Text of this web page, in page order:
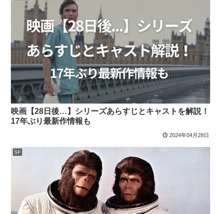
映画【28日後…】シリーズあらすじとキャストを解説！
17年ぶり最新作情報も
2024年04月28日
SF